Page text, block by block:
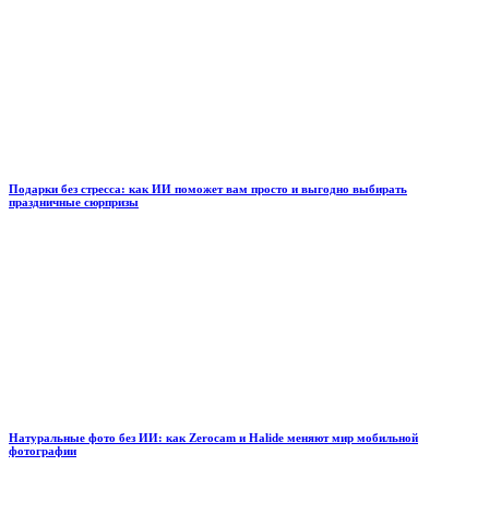
Подарки без стресса: как ИИ поможет вам просто и выгодно выбирать
праздничные сюрпризы
Натуральные фото без ИИ: как Zerocam и Halide меняют мир мобильной
фотографии